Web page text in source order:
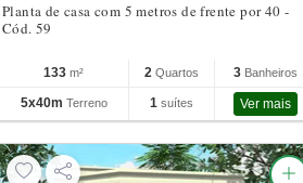
Planta de casa com 5 metros de frente por 40 -
Cód. 59
133 m² 2 Quartos 3 Banheiros
5x40m Terreno 1 suítes Ver mais